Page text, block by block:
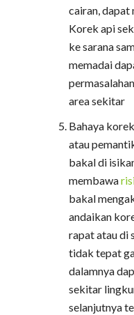
cairan, dapat
Korek api
ke sarana
memadai
area sekitar
Bahaya
atau
bakal di
membawa
bakal
andaikan
rapat atau di
tidak tepat
dalamnya
sekitar
selanjutnya